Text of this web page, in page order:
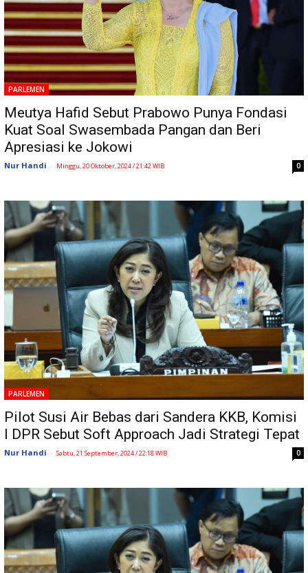
PARLEMEN
Meutya Hafid Sebut Prabowo Punya Fondasi
Kuat Soal Swasembada Pangan dan Beri
Apresiasi ke Jokowi
Nur Handi - Minggu, 20 Oktober, 2024 / 21:42 WIB 0
PARLEMEN
Pilot Susi Air Bebas dari Sandera KKB, Komisi
I DPR Sebut Soft Approach Jadi Strategi Tepat
Nur Handi - Sabtu, 21 September, 2024 / 22:18 WIB 0